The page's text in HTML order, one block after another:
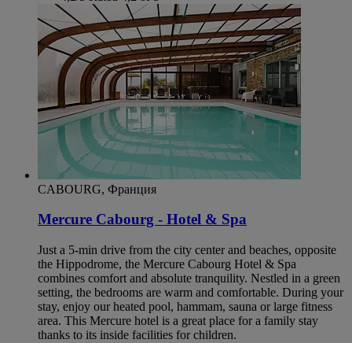
CABOURG, Франция
Mercure Cabourg - Hotel & Spa
Just a 5-min drive from the city center and beaches, opposite
the Hippodrome, the Mercure Cabourg Hotel & Spa
combines comfort and absolute tranquility. Nestled in a green
setting, the bedrooms are warm and comfortable. During your
stay, enjoy our heated pool, hammam, sauna or large fitness
area. This Mercure hotel is a great place for a family stay
thanks to its inside facilities for children.